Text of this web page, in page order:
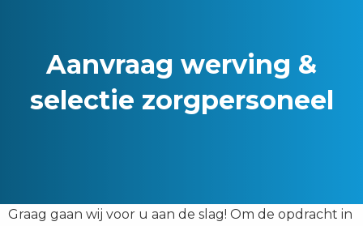
Aanvraag werving &
selectie zorgpersoneel
Graag gaan wij voor u aan de slag! Om de opdracht in